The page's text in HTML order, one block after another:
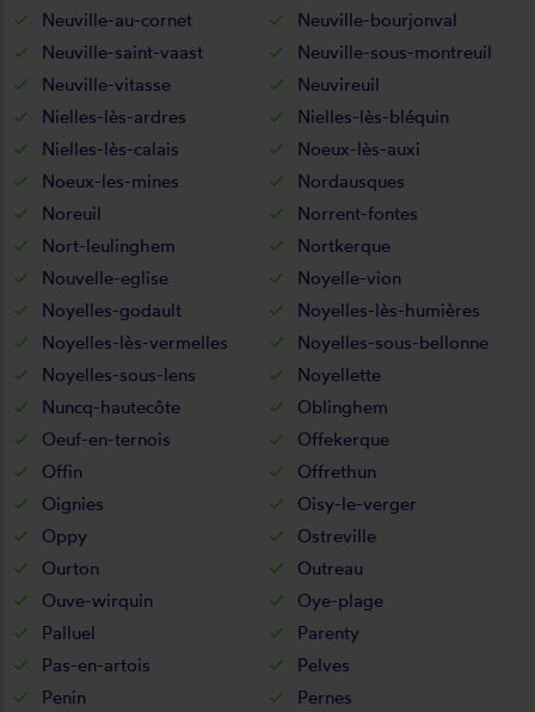
Neuville-au-cornet
Neuville-bourjonval
Neuville-saint-vaast
Neuville-sous-montreuil
Neuville-vitasse
Neuvireuil
Nielles-lès-ardres
Nielles-lès-bléquin
Nielles-lès-calais
Noeux-lès-auxi
Noeux-les-mines
Nordausques
Noreuil
Norrent-fontes
Nort-leulinghem
Nortkerque
Nouvelle-eglise
Noyelle-vion
Noyelles-godault
Noyelles-lès-humières
Noyelles-lès-vermelles
Noyelles-sous-bellonne
Noyelles-sous-lens
Noyellette
Nuncq-hautecôte
Oblinghem
Oeuf-en-ternois
Offekerque
Offin
Offrethun
Oignies
Oisy-le-verger
Oppy
Ostreville
Ourton
Outreau
Ouve-wirquin
Oye-plage
Palluel
Parenty
Pas-en-artois
Pelves
Penin
Pernes